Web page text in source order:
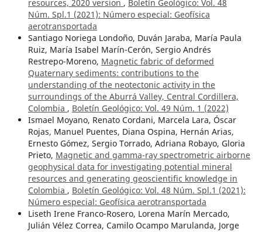
resources, 2020 version , Boletín Geológico: Vol. 48
Núm. Spl.1 (2021): Número especial: Geofísica
aerotransportada
Santiago Noriega Londoño, Duván Jaraba, María Paula
Ruiz, María Isabel Marín-Cerón, Sergio Andrés
Restrepo-Moreno, Magnetic fabric of deformed
Quaternary sediments: contributions to the
understanding of the neotectonic activity in the
surroundings of the Aburrá Valley, Central Cordillera,
Colombia , Boletín Geológico: Vol. 49 Núm. 1 (2022)
Ismael Moyano, Renato Cordani, Marcela Lara, Óscar
Rojas, Manuel Puentes, Diana Ospina, Hernán Arias,
Ernesto Gómez, Sergio Torrado, Adriana Robayo, Gloria
Prieto, Magnetic and gamma-ray spectrometric airborne
geophysical data for investigating potential mineral
resources and generating geoscientific knowledge in
Colombia , Boletín Geológico: Vol. 48 Núm. Spl.1 (2021):
Número especial: Geofísica aerotransportada
Liseth Irene Franco-Rosero, Lorena Marín Mercado,
Julián Vélez Correa, Camilo Ocampo Marulanda, Jorge